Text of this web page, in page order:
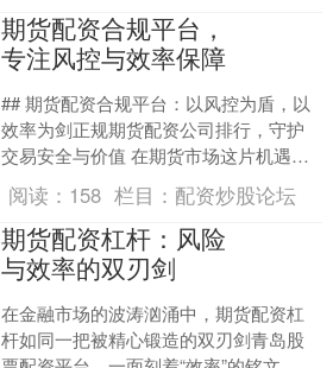
期货配资合规平台，
专注风控与效率保障
## 期货配资合规平台：以风控为盾，以
效率为剑正规期货配资公司排行，守护
交易安全与价值 在期货市场这片机遇与
风险并存的汪洋中，每一位交易者都渴
望借助资本的力量乘....
阅读： 158 栏目： 配资炒股论坛
期货配资杠杆：风险
与效率的双刃剑
在金融市场的波涛汹涌中，期货配资杠
杆如同一把被精心锻造的双刃剑青岛股